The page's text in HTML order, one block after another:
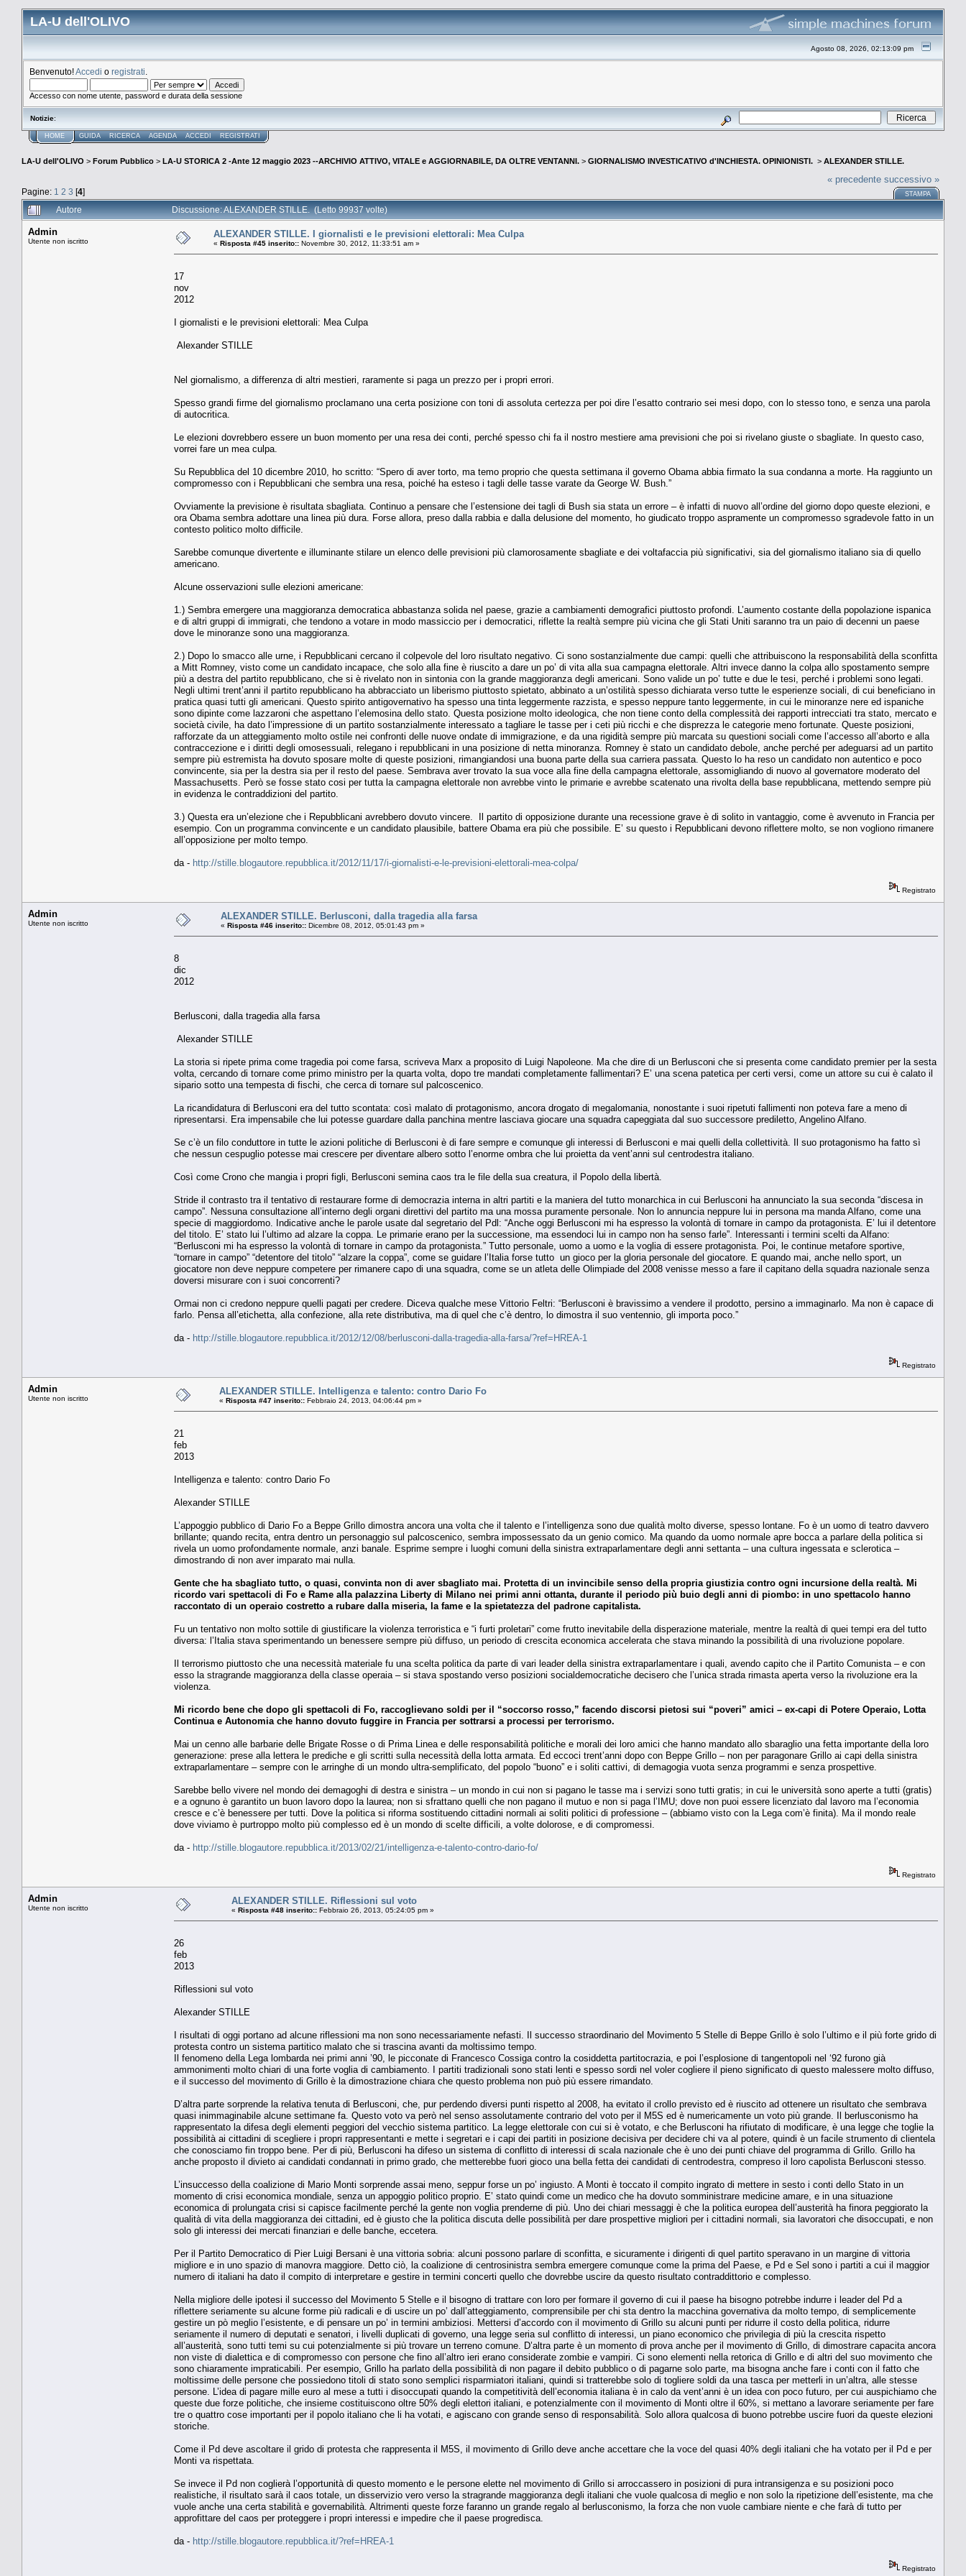
LA-U dell'OLIVO
Agosto 08, 2026, 02:13:09 pm
Benvenuto!Accedi o registrati
Accesso con nome utente, password e durata della sessione
Notizie:
HOME GUIDA RICERCA AGENDA ACCEDI REGISTRATI
LA-U dell'OLIVO > Forum Pubblico > LA-U STORICA 2 -Ante 12 maggio 2023 --ARCHIVIO ATTIVO, VITALE e AGGIORNABILE, DA OLTRE VENTANNI. > GIORNALISMO INVESTICATIVO d'INCHIESTA. OPINIONISTI. > ALEXANDER STILLE.
Pagine: 1 2 3 [4]
« precedente successivo »
STAMPA
Autore Discussione: ALEXANDER STILLE. (Letto 99937 volte)
Admin
Utente non iscritto
ALEXANDER STILLE. I giornalisti e le previsioni elettorali: Mea Culpa
« Risposta #45 inserito:: Novembre 30, 2012, 11:33:51 am »
17
nov
2012
I giornalisti e le previsioni elettorali: Mea Culpa
Alexander STILLE
Nel giornalismo, a differenza di altri mestieri, raramente si paga un prezzo per i propri errori.
Spesso grandi firme del giornalismo proclamano una certa posizione con toni di assoluta certezza per poi dire l’esatto contrario sei mesi dopo, con lo stesso tono, e senza una parola
di autocritica.
Le elezioni dovrebbero essere un buon momento per una resa dei conti, perché spesso chi fa il nostro mestiere ama previsioni che poi si rivelano giuste o sbagliate. In questo caso,
vorrei fare un mea culpa.
Su Repubblica del 10 dicembre 2010, ho scritto: “Spero di aver torto, ma temo proprio che questa settimana il governo Obama abbia firmato la sua condanna a morte. Ha raggiunto un
compromesso con i Repubblicani che sembra una resa, poiché ha esteso i tagli delle tasse varate da George W. Bush.”
Ovviamente la previsione è risultata sbagliata. Continuo a pensare che l’estensione dei tagli di Bush sia stata un errore – è infatti di nuovo all’ordine del giorno dopo queste elezioni, e
ora Obama sembra adottare una linea più dura. Forse allora, preso dalla rabbia e dalla delusione del momento, ho giudicato troppo aspramente un compromesso sgradevole fatto in un
contesto politico molto difficile.
Sarebbe comunque divertente e illuminante stilare un elenco delle previsioni più clamorosamente sbagliate e dei voltafaccia più significativi, sia del giornalismo italiano sia di quello
americano.
Alcune osservazioni sulle elezioni americane:
1.) Sembra emergere una maggioranza democratica abbastanza solida nel paese, grazie a cambiamenti demografici piuttosto profondi. L’aumento costante della popolazione ispanica
e di altri gruppi di immigrati, che tendono a votare in modo massiccio per i democratici, riflette la realtà sempre più vicina che gli Stati Uniti saranno tra un paio di decenni un paese
dove le minoranze sono una maggioranza.
2.) Dopo lo smacco alle urne, i Repubblicani cercano il colpevole del loro risultato negativo. Ci sono sostanzialmente due campi: quelli che attribuiscono la responsabilità della sconfitta
a Mitt Romney, visto come un candidato incapace, che solo alla fine è riuscito a dare un po’ di vita alla sua campagna elettorale. Altri invece danno la colpa allo spostamento sempre
più a destra del partito repubblicano, che si è rivelato non in sintonia con la grande maggioranza degli americani. Sono valide un po’ tutte e due le tesi, perché i problemi sono legati.
Negli ultimi trent’anni il partito repubblicano ha abbracciato un liberismo piuttosto spietato, abbinato a un’ostilità spesso dichiarata verso tutte le esperienze sociali, di cui beneficiano in
pratica quasi tutti gli americani. Questo spirito antigovernativo ha spesso una tinta leggermente razzista, e spesso neppure tanto leggermente, in cui le minoranze nere ed ispaniche
sono dipinte come lazzaroni che aspettano l’elemosina dello stato. Questa posizione molto ideologica, che non tiene conto della complessità dei rapporti intrecciati tra stato, mercato e
società civile, ha dato l’impressione di un partito sostanzialmente interessato a tagliare le tasse per i ceti più ricchi e che disprezza le categorie meno fortunate. Queste posizioni,
rafforzate da un atteggiamento molto ostile nei confronti delle nuove ondate di immigrazione, e da una rigidità sempre più marcata su questioni sociali come l’accesso all’aborto e alla
contraccezione e i diritti degli omosessuali, relegano i repubblicani in una posizione di netta minoranza. Romney è stato un candidato debole, anche perché per adeguarsi ad un partito
sempre più estremista ha dovuto sposare molte di queste posizioni, rimangiandosi una buona parte della sua carriera passata. Questo lo ha reso un candidato non autentico e poco
convincente, sia per la destra sia per il resto del paese. Sembrava aver trovato la sua voce alla fine della campagna elettorale, assomigliando di nuovo al governatore moderato del
Massachusetts. Però se fosse stato cosi per tutta la campagna elettorale non avrebbe vinto le primarie e avrebbe scatenato una rivolta della base repubblicana, mettendo sempre più
in evidenza le contraddizioni del partito.
3.) Questa era un’elezione che i Repubblicani avrebbero dovuto vincere. Il partito di opposizione durante una recessione grave è di solito in vantaggio, come è avvenuto in Francia per
esempio. Con un programma convincente e un candidato plausibile, battere Obama era più che possibile. E’ su questo i Repubblicani devono riflettere molto, se non vogliono rimanere
all’opposizione per molto tempo.
da - http://stille.blogautore.repubblica.it/2012/11/17/i-giornalisti-e-le-previsioni-elettorali-mea-colpa/
Registrato
Admin
Utente non iscritto
ALEXANDER STILLE. Berlusconi, dalla tragedia alla farsa
« Risposta #46 inserito:: Dicembre 08, 2012, 05:01:43 pm »
8
dic
2012
Berlusconi, dalla tragedia alla farsa
Alexander STILLE
La storia si ripete prima come tragedia poi come farsa, scriveva Marx a proposito di Luigi Napoleone. Ma che dire di un Berlusconi che si presenta come candidato premier per la sesta
volta, cercando di tornare come primo ministro per la quarta volta, dopo tre mandati completamente fallimentari? E’ una scena patetica per certi versi, come un attore su cui è calato il
sipario sotto una tempesta di fischi, che cerca di tornare sul palcoscenico.
La ricandidatura di Berlusconi era del tutto scontata: così malato di protagonismo, ancora drogato di megalomania, nonostante i suoi ripetuti fallimenti non poteva fare a meno di
ripresentarsi. Era impensabile che lui potesse guardare dalla panchina mentre lasciava giocare una squadra capeggiata dal suo successore prediletto, Angelino Alfano.
Se c’è un filo conduttore in tutte le azioni politiche di Berlusconi è di fare sempre e comunque gli interessi di Berlusconi e mai quelli della collettività. Il suo protagonismo ha fatto sì
che nessun cespuglio potesse mai crescere per diventare albero sotto l’enorme ombra che lui proietta da vent’anni sul centrodestra italiano.
Così come Crono che mangia i propri figli, Berlusconi semina caos tra le file della sua creatura, il Popolo della libertà.
Stride il contrasto tra il tentativo di restaurare forme di democrazia interna in altri partiti e la maniera del tutto monarchica in cui Berlusconi ha annunciato la sua seconda “discesa in
campo”. Nessuna consultazione all’interno degli organi direttivi del partito ma una mossa puramente personale. Non lo annuncia neppure lui in persona ma manda Alfano, come una
specie di maggiordomo. Indicative anche le parole usate dal segretario del Pdl: “Anche oggi Berlusconi mi ha espresso la volontà di tornare in campo da protagonista. E’ lui il detentore
del titolo. E’ stato lui l’ultimo ad alzare la coppa. Le primarie erano per la successione, ma essendoci lui in campo non ha senso farle”. Interessanti i termini scelti da Alfano:
“Berlusconi mi ha espresso la volontà di tornare in campo da protagonista.” Tutto personale, uomo a uomo e la voglia di essere protagonista. Poi, le continue metafore sportive,
“tornare in campo” “detentore del titolo” “alzare la coppa”, come se guidare l’Italia forse tutto un gioco per la gloria personale del giocatore. E quando mai, anche nello sport, un
giocatore non deve neppure competere per rimanere capo di una squadra, come se un atleta delle Olimpiade del 2008 venisse messo a fare il capitano della squadra nazionale senza
doversi misurare con i suoi concorrenti?
Ormai non ci credono neppure quelli pagati per credere. Diceva qualche mese Vittorio Feltri: “Berlusconi è bravissimo a vendere il prodotto, persino a immaginarlo. Ma non è capace di
farlo. Pensa all’etichetta, alla confezione, alla rete distributiva, ma di quel che c’è dentro, lo dimostra il suo ventennio, gli importa poco.”
da - http://stille.blogautore.repubblica.it/2012/12/08/berlusconi-dalla-tragedia-alla-farsa/?ref=HREA-1
Registrato
Admin
Utente non iscritto
ALEXANDER STILLE. Intelligenza e talento: contro Dario Fo
« Risposta #47 inserito:: Febbraio 24, 2013, 04:06:44 pm »
21
feb
2013
Intelligenza e talento: contro Dario Fo
Alexander STILLE
L’appoggio pubblico di Dario Fo a Beppe Grillo dimostra ancora una volta che il talento e l’intelligenza sono due qualità molto diverse, spesso lontane. Fo è un uomo di teatro davvero
brillante; quando recita, entra dentro un personaggio sul palcoscenico, sembra impossessato da un genio comico. Ma quando da uomo normale apre bocca a parlare della politica si
rivela un uomo profondamente normale, anzi banale. Esprime sempre i luoghi comuni della sinistra extraparlamentare degli anni settanta – una cultura ingessata e sclerotica –
dimostrando di non aver imparato mai nulla.
Gente che ha sbagliato tutto, o quasi, convinta non di aver sbagliato mai. Protetta di un invincibile senso della propria giustizia contro ogni incursione della realtà. Mi
ricordo vari spettacoli di Fo e Rame alla palazzina Liberty di Milano nei primi anni ottanta, durante il periodo più buio degli anni di piombo: in uno spettacolo hanno
raccontato di un operaio costretto a rubare dalla miseria, la fame e la spietatezza del padrone capitalista.
Fu un tentativo non molto sottile di giustificare la violenza terroristica e “i furti proletari” come frutto inevitabile della disperazione materiale, mentre la realtà di quei tempi era del tutto
diversa: l’Italia stava sperimentando un benessere sempre più diffuso, un periodo di crescita economica accelerata che stava minando la possibilità di una rivoluzione popolare.
Il terrorismo piuttosto che una necessità materiale fu una scelta politica da parte di vari leader della sinistra extraparlamentare i quali, avendo capito che il Partito Comunista – e con
esso la stragrande maggioranza della classe operaia – si stava spostando verso posizioni socialdemocratiche decisero che l’unica strada rimasta aperta verso la rivoluzione era la
violenza.
Mi ricordo bene che dopo gli spettacoli di Fo, raccoglievano soldi per il “soccorso rosso,” facendo discorsi pietosi sui “poveri” amici – ex-capi di Potere Operaio, Lotta
Continua e Autonomia che hanno dovuto fuggire in Francia per sottrarsi a processi per terrorismo.
Mai un cenno alle barbarie delle Brigate Rosse o di Prima Linea e delle responsabilità politiche e morali dei loro amici che hanno mandato allo sbaraglio una fetta importante della loro
generazione: prese alla lettera le prediche e gli scritti sulla necessità della lotta armata. Ed eccoci trent’anni dopo con Beppe Grillo – non per paragonare Grillo ai capi della sinistra
extraparlamentare – sempre con le arringhe di un mondo ultra-semplificato, del popolo “buono” e i soliti cattivi, di demagogia vuota senza programmi e senza prospettive.
Sarebbe bello vivere nel mondo dei demagoghi di destra e sinistra – un mondo in cui non si pagano le tasse ma i servizi sono tutti gratis; in cui le università sono aperte a tutti (gratis)
e a ognuno è garantito un buon lavoro dopo la laurea; non si sfrattano quelli che non pagano il mutuo e non si paga l’IMU; dove non puoi essere licenziato dal lavoro ma l’economia
cresce e c’è benessere per tutti. Dove la politica si riforma sostituendo cittadini normali ai soliti politici di professione – (abbiamo visto con la Lega com’è finita). Ma il mondo reale
dove viviamo è purtroppo molto più complesso ed è un mondo di scelte difficili, a volte dolorose, e di compromessi.
da - http://stille.blogautore.repubblica.it/2013/02/21/intelligenza-e-talento-contro-dario-fo/
Registrato
Admin
Utente non iscritto
ALEXANDER STILLE. Riflessioni sul voto
« Risposta #48 inserito:: Febbraio 26, 2013, 05:24:05 pm »
26
feb
2013
Riflessioni sul voto
Alexander STILLE
I risultati di oggi portano ad alcune riflessioni ma non sono necessariamente nefasti. Il successo straordinario del Movimento 5 Stelle di Beppe Grillo è solo l’ultimo e il più forte grido di
protesta contro un sistema partitico malato che si trascina avanti da moltissimo tempo.
Il fenomeno della Lega lombarda nei primi anni ’90, le picconate di Francesco Cossiga contro la cosiddetta partitocrazia, e poi l’esplosione di tangentopoli nel ‘92 furono già
ammonimenti molto chiari di una forte voglia di cambiamento. I partiti tradizionali sono stati lenti e spesso sordi nel voler cogliere il pieno significato di questo malessere molto diffuso,
e il successo del movimento di Grillo è la dimostrazione chiara che questo problema non può più essere rimandato.
D’altra parte sorprende la relativa tenuta di Berlusconi, che, pur perdendo diversi punti rispetto al 2008, ha evitato il crollo previsto ed è riuscito ad ottenere un risultato che sembrava
quasi inimmaginabile alcune settimane fa. Questo voto va però nel senso assolutamente contrario del voto per il M5S ed è numericamente un voto più grande. Il berlusconismo ha
rappresentato la difesa degli elementi peggiori del vecchio sistema partitico. La legge elettorale con cui si è votato, e che Berlusconi ha rifiutato di modificare, è una legge che toglie la
possibilità ai cittadini di scegliere i propri rappresentanti e mette i segretari e i capi dei partiti in posizione decisiva per decidere chi va al potere, quindi è un facile strumento di clientela
che conosciamo fin troppo bene. Per di più, Berlusconi ha difeso un sistema di conflitto di interessi di scala nazionale che è uno dei punti chiave del programma di Grillo. Grillo ha
anche proposto il divieto ai candidati condannati in primo grado, che metterebbe fuori gioco una bella fetta dei candidati di centrodestra, compreso il loro capolista Berlusconi stesso.
L’insuccesso della coalizione di Mario Monti sorprende assai meno, seppur forse un po’ ingiusto. A Monti è toccato il compito ingrato di mettere in sesto i conti dello Stato in un
momento di crisi economica mondiale, senza un appoggio politico proprio. E’ stato quindi come un medico che ha dovuto somministrare medicine amare, e in una situazione
economica di prolungata crisi si capisce facilmente perché la gente non voglia prenderne di più. Uno dei chiari messaggi è che la politica europea dell’austerità ha finora peggiorato la
qualità di vita della maggioranza dei cittadini, ed è giusto che la politica discuta delle possibilità per dare prospettive migliori per i cittadini normali, sia lavoratori che disoccupati, e non
solo gli interessi dei mercati finanziari e delle banche, eccetera.
Per il Partito Democratico di Pier Luigi Bersani è una vittoria sobria: alcuni possono parlare di sconfitta, e sicuramente i dirigenti di quel partito speravano in un margine di vittoria
migliore e in uno spazio di manovra maggiore. Detto ciò, la coalizione di centrosinistra sembra emergere comunque come la prima del Paese, e Pd e Sel sono i partiti a cui il maggior
numero di italiani ha dato il compito di interpretare e gestire in termini concerti quello che dovrebbe uscire da questo risultato contraddittorio e complesso.
Nella migliore delle ipotesi il successo del Movimento 5 Stelle e il bisogno di trattare con loro per formare il governo di cui il paese ha bisogno potrebbe indurre i leader del Pd a
riflettere seriamente su alcune forme più radicali e di uscire un po’ dall’atteggiamento, comprensibile per chi sta dentro la macchina governativa da molto tempo, di semplicemente
gestire un pò meglio l’esistente, e di pensare un po’ in termini ambiziosi. Mettersi d’accordo con il movimento di Grillo su alcuni punti per ridurre il costo della politica, ridurre
seriamente il numero di deputati e senatori, i livelli duplicati di governo, una legge seria sul conflitto di interessi, un piano economico che privilegia di più la crescita rispetto
all’austerità, sono tutti temi su cui potenzialmente si più trovare un terreno comune. D’altra parte è un momento di prova anche per il movimento di Grillo, di dimostrare capacita ancora
non viste di dialettica e di compromesso con persone che fino all’altro ieri erano considerate zombie e vampiri. Ci sono elementi nella retorica di Grillo e di altri del suo movimento che
sono chiaramente impraticabili. Per esempio, Grillo ha parlato della possibilità di non pagare il debito pubblico o di pagarne solo parte, ma bisogna anche fare i conti con il fatto che
moltissime delle persone che possiedono titoli di stato sono semplici risparmiatori italiani, quindi si tratterebbe solo di togliere soldi da una tasca per metterli in un’altra, alle stesse
persone. L’idea di pagare mille euro al mese a tutti i disoccupati quando la competitività dell’economia italiana è in calo da vent’anni è un idea con poco futuro, per cui auspichiamo che
queste due forze politiche, che insieme costituiscono oltre 50% degli elettori italiani, e potenzialmente con il movimento di Monti oltre il 60%, si mettano a lavorare seriamente per fare
tre o quattro cose importanti per il popolo italiano che li ha votati, e agiscano con grande senso di responsabilità. Solo allora qualcosa di buono potrebbe uscire fuori da queste elezioni
storiche.
Come il Pd deve ascoltare il grido di protesta che rappresenta il M5S, il movimento di Grillo deve anche accettare che la voce del quasi 40% degli italiani che ha votato per il Pd e per
Monti va rispettata.
Se invece il Pd non coglierà l’opportunità di questo momento e le persone elette nel movimento di Grillo si arroccassero in posizioni di pura intransigenza e su posizioni poco
realistiche, il risultato sarà il caos totale, un disservizio vero verso la stragrande maggioranza degli italiani che vuole qualcosa di meglio e non solo la ripetizione dell’esistente, ma che
vuole anche una certa stabilità e governabilità. Altrimenti queste forze faranno un grande regalo al berlusconismo, la forza che non vuole cambiare niente e che farà di tutto per
approfittare del caos per proteggere i propri interessi e impedire che il paese progredisca.
da - http://stille.blogautore.repubblica.it/?ref=HREA-1
Registrato